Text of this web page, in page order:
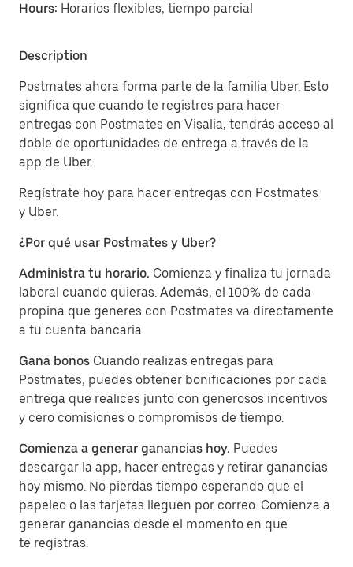
Hours: Horarios flexibles, tiempo parcial
Description
Postmates ahora forma parte de la familia Uber. Esto
significa que cuando te registres para hacer
entregas con Postmates en Visalia, tendrás acceso al
doble de oportunidades de entrega a través de la
app de Uber.
Regístrate hoy para hacer entregas con Postmates
y Uber.
¿Por qué usar Postmates y Uber?
Administra tu horario. Comienza y finaliza tu jornada
laboral cuando quieras. Además, el 100% de cada
propina que generes con Postmates va directamente
a tu cuenta bancaria.
Gana bonos Cuando realizas entregas para
Postmates, puedes obtener bonificaciones por cada
entrega que realices junto con generosos incentivos
y cero comisiones o compromisos de tiempo.
Comienza a generar ganancias hoy. Puedes
descargar la app, hacer entregas y retirar ganancias
hoy mismo. No pierdas tiempo esperando que el
papeleo o las tarjetas lleguen por correo. Comienza a
generar ganancias desde el momento en que
te registras.